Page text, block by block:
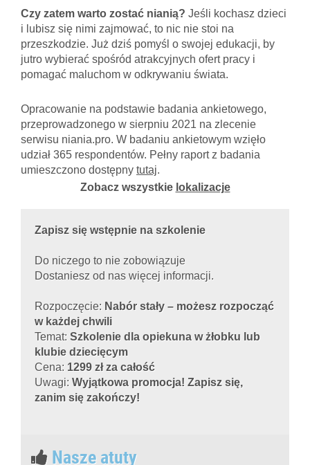
Czy zatem warto zostać nianią? Jeśli kochasz dzieci
i lubisz się nimi zajmować, to nic nie stoi na
przeszkodzie. Już dziś pomyśl o swojej edukacji, by
jutro wybierać spośród atrakcyjnych ofert pracy i
pomagać maluchom w odkrywaniu świata.
Opracowanie na podstawie badania ankietowego,
przeprowadzonego w sierpniu 2021 na zlecenie
serwisu niania.pro. W badaniu ankietowym wzięło
udział 365 respondentów. Pełny raport z badania
umieszczono dostępny tutaj.
Zobacz wszystkie lokalizacje
Zapisz się wstępnie na szkolenie
Do niczego to nie zobowiązuje
Dostaniesz od nas więcej informacji.
Rozpoczęcie: Nabór stały – możesz rozpocząć
w każdej chwili
Temat: Szkolenie dla opiekuna w żłobku lub
klubie dziecięcym
Cena: 1299 zł za całość
Uwagi: Wyjątkowa promocja! Zapisz się,
zanim się zakończy!
Nasze atuty